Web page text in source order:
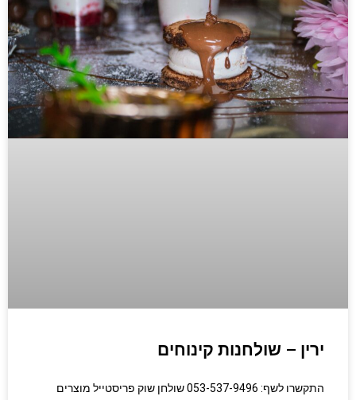
ירין – שולחנות קינוחים
התקשרו לשף: 053-537-9496 שולחן שוק פריסטייל מוצרים